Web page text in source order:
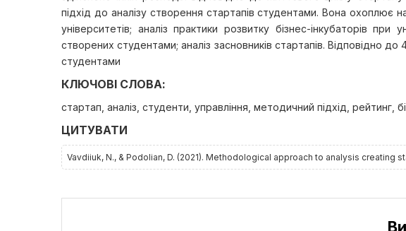
підхід до аналізу створення стартапів студентами. Вона охоплює
університетів; аналіз практики розвитку бізнес-інкубаторів при
створених студентами; аналіз засновників стартапів. Відповідно
студентами
КЛЮЧОВІ СЛОВА:
стартап, аналіз, студенти, управління, методичний підхід, рейтинг,
ЦИТУВАТИ
Vavdiiuk, N., & Podolian, D. (2021). Methodological approach to analysis creating